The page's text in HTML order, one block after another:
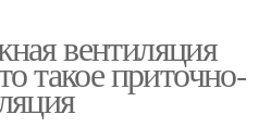
вентиляция
такое приточно-